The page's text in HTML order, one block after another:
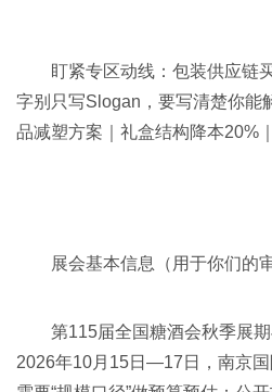
盯紧专区动线：包装供应链
字别只写Slogan，要写清楚你能
品减塑方案｜礼盒结构降本20%
展会基本信息（用于你们的
第115届全国糖酒会秋季展
2026年10月15日—17日，南京